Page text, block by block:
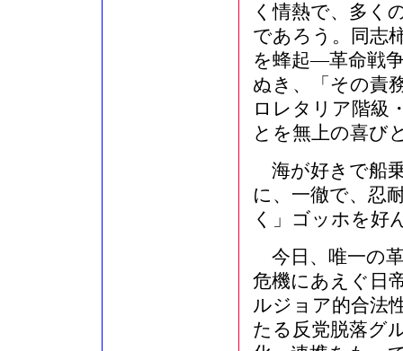
く情熱で、多く
であろう。同志
を蜂起―革命戦
ぬき、「その責
ロレタリア階級
とを無上の喜び
海が好きで船
に、一徹で、忍
く」ゴッホを好
今日、唯一の
危機にあえぐ日
ルジョア的合法
たる反党脱落グ